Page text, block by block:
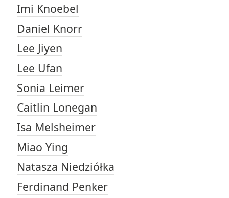
Imi Knoebel
Daniel Knorr
Lee Jiyen
Lee Ufan
Sonia Leimer
Caitlin Lonegan
Isa Melsheimer
Miao Ying
Natasza Niedziółka
Ferdinand Penker